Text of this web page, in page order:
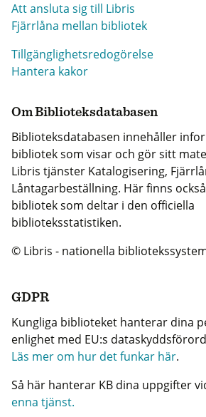
Att ansluta sig till Libris
Fjärrlåna mellan bibliotek
Tillgänglighetsredogörelse
Hantera kakor
Om Biblioteksdatabasen
Biblioteksdatabasen innehåller
bibliotek som visar och gör sitt
Libris tjänster Katalogisering,
Låntagarbeställning. Här finns
bibliotek som deltar i den officiella
biblioteksstatistiken.
© Libris - nationella
GDPR
Kungliga biblioteket hanterar dina
enlighet med EU:s
Läs mer om hur det funkar här.
Så här hanterar KB dina uppgifter
enna tjänst.